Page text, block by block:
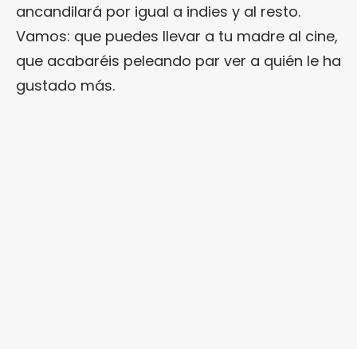
ancandilará por igual a indies y al resto.
Vamos: que puedes llevar a tu madre al cine,
que acabaréis peleando par ver a quién le ha
gustado más.